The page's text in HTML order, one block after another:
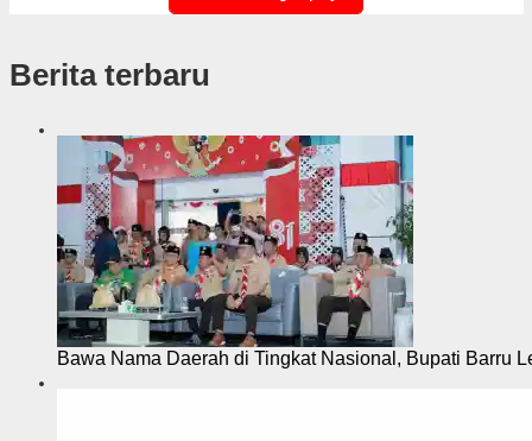
Berita terbaru
Bawa Nama Daerah di Tingkat Nasional, Bupati Barru